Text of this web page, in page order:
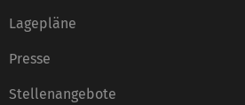
Lagepläne
Presse
Stellenangebote